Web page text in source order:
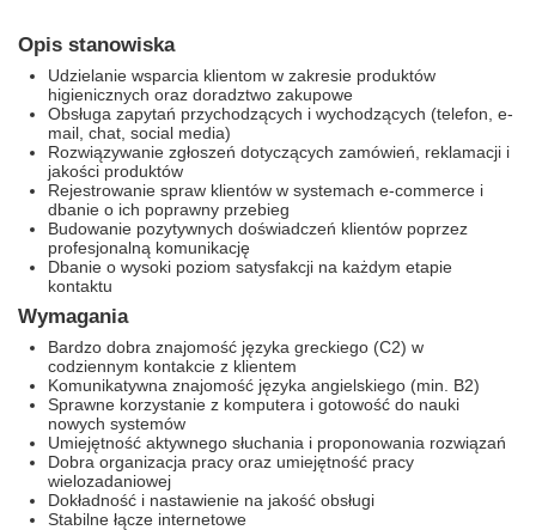
Opis stanowiska
Udzielanie wsparcia klientom w zakresie produktów
higienicznych oraz doradztwo zakupowe
Obsługa zapytań przychodzących i wychodzących (telefon, e-
mail, chat, social media)
Rozwiązywanie zgłoszeń dotyczących zamówień, reklamacji i
jakości produktów
Rejestrowanie spraw klientów w systemach e-commerce i
dbanie o ich poprawny przebieg
Budowanie pozytywnych doświadczeń klientów poprzez
profesjonalną komunikację
Dbanie o wysoki poziom satysfakcji na każdym etapie
kontaktu
Wymagania
Bardzo dobra znajomość języka greckiego (C2) w
codziennym kontakcie z klientem
Komunikatywna znajomość języka angielskiego (min. B2)
Sprawne korzystanie z komputera i gotowość do nauki
nowych systemów
Umiejętność aktywnego słuchania i proponowania rozwiązań
Dobra organizacja pracy oraz umiejętność pracy
wielozadaniowej
Dokładność i nastawienie na jakość obsługi
Stabilne łącze internetowe